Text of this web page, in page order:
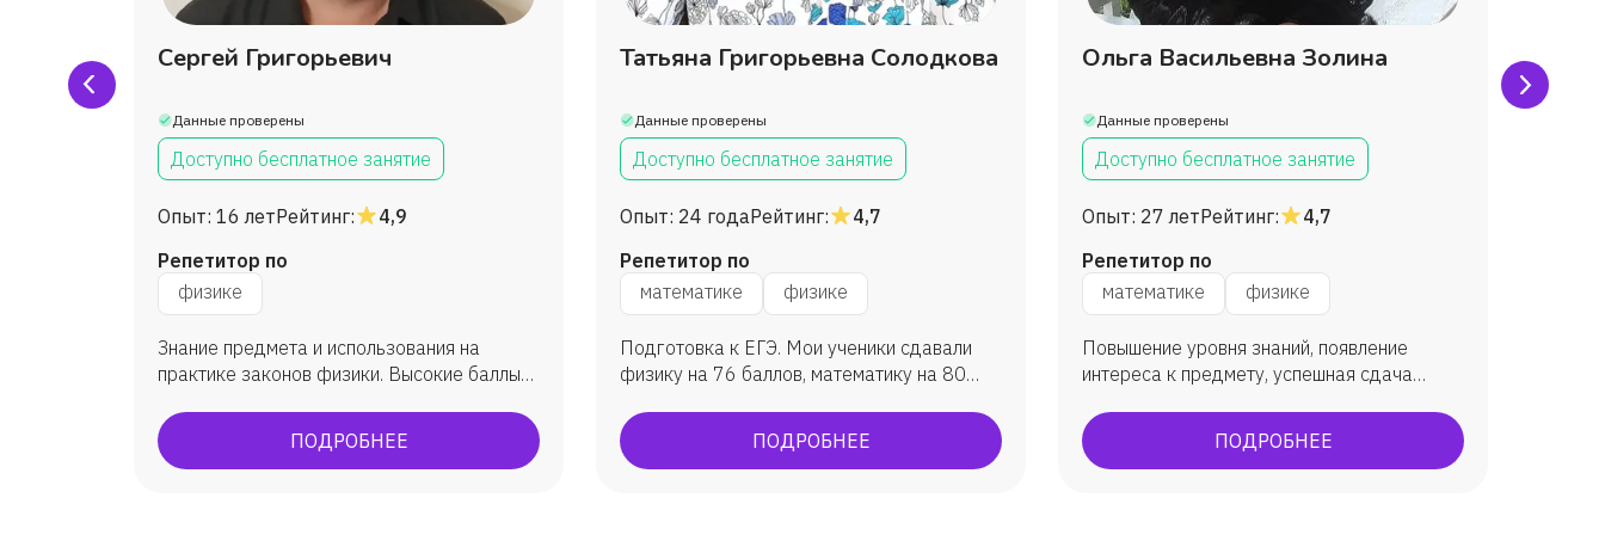
Сергей Григорьевич
Данные проверены
Доступно бесплатное занятие
Опыт: 16 летРейтинг:
4,9
Репетитор по
физике
Знание предмета и использования на
практике законов физики. Высокие баллы
ПОДРОБНЕЕ
Татьяна Григорьевна Солодкова
Данные проверены
Доступно бесплатное занятие
Опыт: 24 годаРейтинг:
4,7
Репетитор по
математике
физике
Подготовка к ЕГЭ. Мои ученики сдавали
физику на 76 баллов, математику на 80
ПОДРОБНЕЕ
Ольга Васильевна Золина
Данные проверены
Доступно бесплатное занятие
Опыт: 27 летРейтинг:
4,7
Репетитор по
математике
физике
Повышение уровня знаний, появление
интереса к предмету, успешная сдача
ПОДРОБНЕЕ